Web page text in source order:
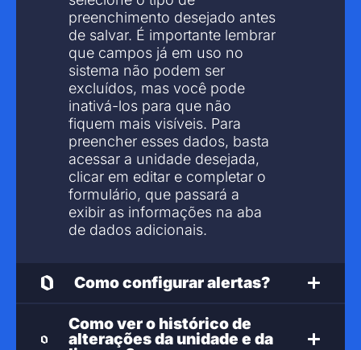
preenchimento desejado antes
de salvar. É importante lembrar
que campos já em uso no
sistema não podem ser
excluídos, mas você pode
inativá-los para que não
fiquem mais visíveis. Para
preencher esses dados, basta
acessar a unidade desejada,
clicar em editar e completar o
formulário, que passará a
exibir as informações na aba
de dados adicionais.
Como configurar alertas?
Como ver o histórico de
alterações da unidade e da